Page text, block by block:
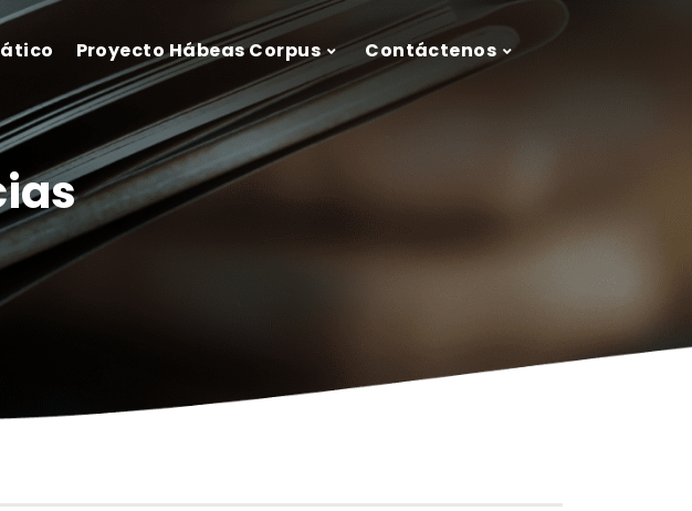
Proyecto Hábeas Corpus Contáctenos